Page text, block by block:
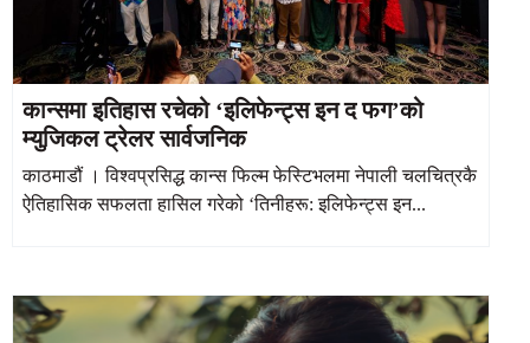
कान्समा इतिहास रचेको ‘इलिफेन्ट्स इन द फग’को
म्युजिकल ट्रेलर सार्वजनिक
काठमाडौं । विश्वप्रसिद्ध कान्स फिल्म फेस्टिभलमा नेपाली चलचित्रकै
ऐतिहासिक सफलता हासिल गरेको ‘तिनीहरू: इलिफेन्ट्स इन...